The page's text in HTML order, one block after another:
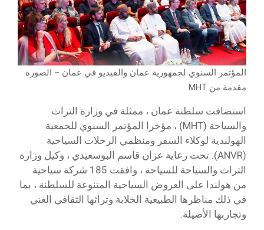
المؤتمر السنوي لجمهورية عمان والفيديو في عمان – الصورة
مقدمة من MHT
استضافت سلطنة عمان ، ممثلة في وزارة التراث
والسياحة (MHT) ، مؤخرا المؤتمر السنوي للجمعية
الهولندية لوكلاء السفر ومنظمي الرحلات السياحية
(ANVR). تحت رعاية عزان قاسم البوسعيدي ، وكيل وزارة
التراث والسياحة للسياحة ، وافقت 185 شركة سياحية
من هولندا على العروض السياحية المتنوعة للسلطنة ، بما
في ذلك مناظرها الطبيعية الخلابة وتراثها الثقافي الغني
وتجاربها الأصيلة.